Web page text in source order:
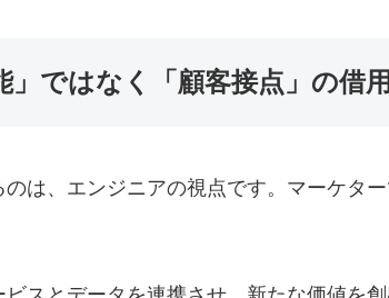
ではなく「顧客接点」の借
は、エンジニアの視点です。マーケタ